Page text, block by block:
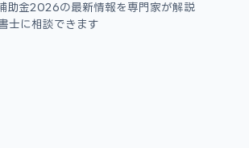
助金2026の最新情報を専門家が解説
士に相談できます